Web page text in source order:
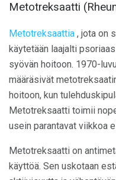
Metotreksaatti
Metotreksaattia , jota on
käytetään laajalti
syövän hoitoon. 1970-
määräsivät
hoitoon, kun
Metotreksaatti toimii
usein parantavat viikkoa
Metotreksaatti on
käyttöä. Sen uskotaan